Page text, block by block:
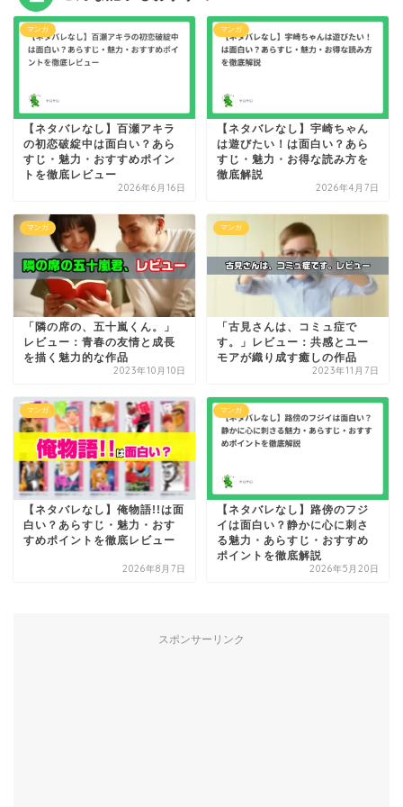
マンガ
【ネタバレなし】百瀬アキラ
の初恋破綻中は面白い？あら
すじ・魅力・おすすめポイン
トを徹底レビュー
2026年6月16日
マンガ
【ネタバレなし】宇崎ちゃん
は遊びたい！は面白い？あら
すじ・魅力・お得な読み方を
徹底解説
2026年4月7日
マンガ
「隣の席の、五十嵐くん。」
レビュー：青春の友情と成長
を描く魅力的な作品
2023年10月10日
マンガ
「古見さんは、コミュ症で
す。」レビュー：共感とユー
モアが織り成す癒しの作品
2023年11月7日
マンガ
【ネタバレなし】俺物語!!は面
白い？あらすじ・魅力・おす
すめポイントを徹底レビュー
2026年8月7日
マンガ
【ネタバレなし】路傍のフジ
イは面白い？静かに心に刺さ
る魅力・あらすじ・おすすめ
ポイントを徹底解説
2026年5月20日
スポンサーリンク